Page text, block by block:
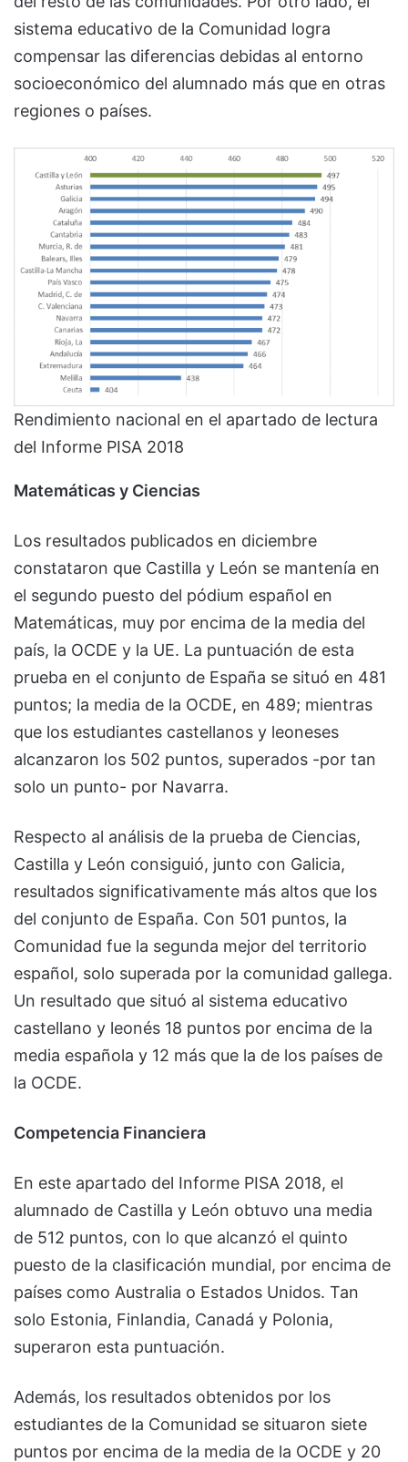
sistema educativo de la Comunidad logra
compensar las diferencias debidas al entorno
socioeconómico del alumnado más que en otras
regiones o países.
Rendimiento nacional en el apartado de lectura
del Informe PISA 2018
Matemáticas y Ciencias
Los resultados publicados en diciembre
constataron que Castilla y León se mantenía en
el segundo puesto del pódium español en
Matemáticas, muy por encima de la media del
país, la OCDE y la UE. La puntuación de esta
prueba en el conjunto de España se situó en 481
puntos; la media de la OCDE, en 489; mientras
que los estudiantes castellanos y leoneses
alcanzaron los 502 puntos, superados -por tan
solo un punto- por Navarra.
Respecto al análisis de la prueba de Ciencias,
Castilla y León consiguió, junto con Galicia,
resultados significativamente más altos que los
del conjunto de España. Con 501 puntos, la
Comunidad fue la segunda mejor del territorio
español, solo superada por la comunidad gallega.
Un resultado que situó al sistema educativo
castellano y leonés 18 puntos por encima de la
media española y 12 más que la de los países de
la OCDE.
Competencia Financiera
En este apartado del Informe PISA 2018, el
alumnado de Castilla y León obtuvo una media
de 512 puntos, con lo que alcanzó el quinto
puesto de la clasificación mundial, por encima de
países como Australia o Estados Unidos. Tan
solo Estonia, Finlandia, Canadá y Polonia,
superaron esta puntuación.
Además, los resultados obtenidos por los
estudiantes de la Comunidad se situaron siete
puntos por encima de la media de la OCDE y 20